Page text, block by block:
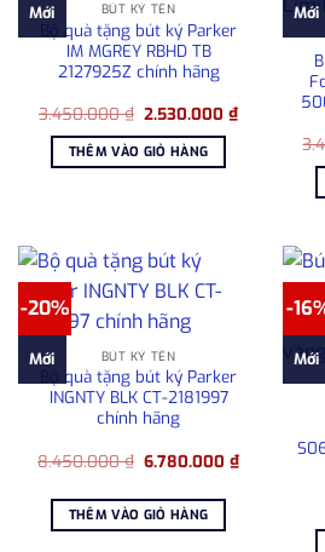
Mới BÚT KÝ TÊN
Bộ quà tặng bút ký Parker
IM MGREY RBHD TB
2127925Z chính hãng
3.450.000₫ Giá
là:
3.450.000 ₫.
2.530.000₫Giá
2.530.000
THÊM VÀO GIỎ HÀNG
Mới
-20%
Mới BÚT KÝ TÊN
Bộ quà tặng bút ký Parker
INGNTY BLK CT-2181997
chính hãng
8.450.000₫ Giá
8.450.000 ₫.
6.780.000₫Giá
hiện
THÊM VÀO GIỎ HÀNG
-
Mới